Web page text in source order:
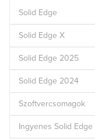
Solid Edge
Solid Edge X
Solid Edge 2025
Solid Edge 2024
Szoftvercsomagok
Ingyenes Solid